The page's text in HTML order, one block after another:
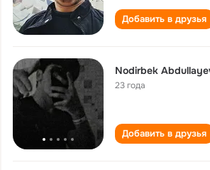
Добавить в друзья
Nodirbek
23 года
Добавить в друзья